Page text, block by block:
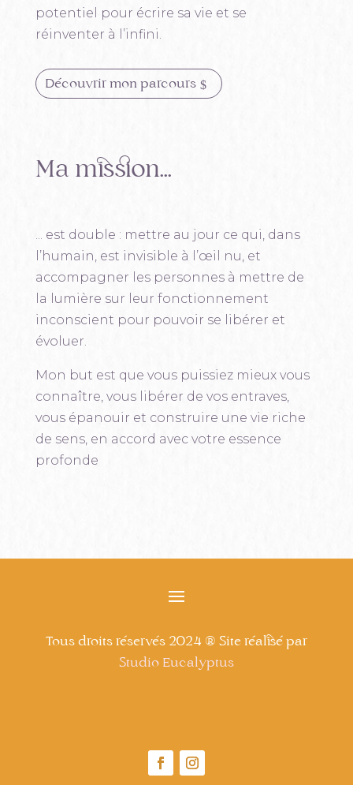
potentiel pour écrire sa vie et se
réinventer à l’infini.
Découvrir mon parcours
Ma mission…
... est double : mettre au jour ce qui, dans
l’humain, est invisible à l’œil nu, et
accompagner les personnes à mettre de
la lumière sur leur fonctionnement
inconscient pour pouvoir se libérer et
évoluer.
Mon but est que vous puissiez mieux vous
connaître, vous libérer de vos entraves,
vous épanouir et construire une vie riche
de sens, en accord avec votre essence
profonde
Tous droits réservés 2024 ® Site réalisé par
Studio Eucalyptus